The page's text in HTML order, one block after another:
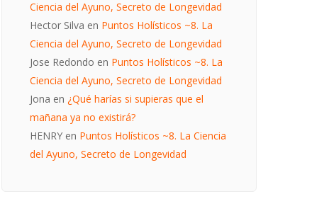
Ciencia del Ayuno, Secreto de Longevidad
Hector Silva en Puntos Holísticos ~8. La
Ciencia del Ayuno, Secreto de Longevidad
Jose Redondo en Puntos Holísticos ~8. La
Ciencia del Ayuno, Secreto de Longevidad
Jona en ¿Qué harías si supieras que el
mañana ya no existirá?
HENRY en Puntos Holísticos ~8. La Ciencia
del Ayuno, Secreto de Longevidad